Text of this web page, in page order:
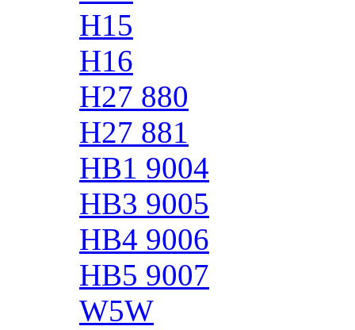
H15
H16
H27 880
H27 881
HB1 9004
HB3 9005
HB4 9006
HB5 9007
W5W